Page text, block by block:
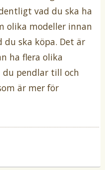
vad du ska ha
olika modeller innan
ska köpa. Det är
ha flera olika
du pendlar till och
är mer för